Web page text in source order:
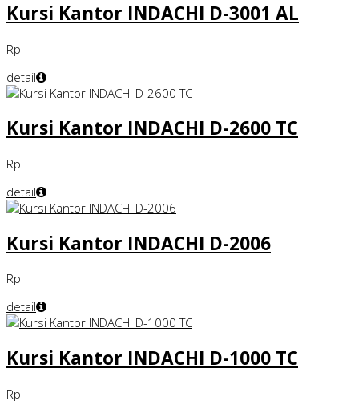
Kursi Kantor INDACHI D-3001 AL
Rp
detail
Kursi Kantor INDACHI D-2600 TC
Rp
detail
Kursi Kantor INDACHI D-2006
Rp
detail
Kursi Kantor INDACHI D-1000 TC
Rp